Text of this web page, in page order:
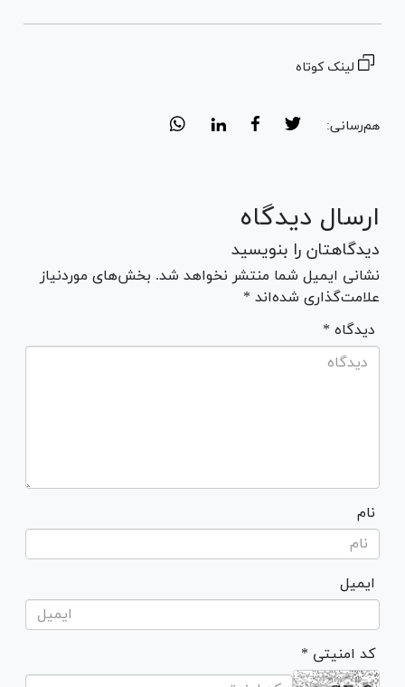
لینک کوتاه
هم‌رسانی:
ارسال دیدگاه
دیدگاهتان را بنویسید
نشانی ایمیل شما منتشر نخواهد شد. بخش‌های موردنیاز
علامت‌گذاری شده‌اند *
* دیدگاه
نام
ایمیل
* کد امنیتی